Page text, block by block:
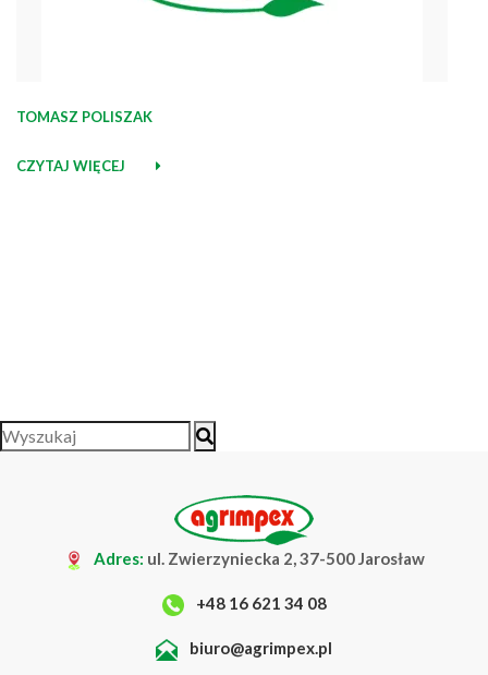
TOMASZ POLISZAK
CZYTAJ WIĘCEJ
Adres: ul. Zwierzyniecka 2, 37-500 Jarosław
+48 16 621 34 08
biuro@agrimpex.pl